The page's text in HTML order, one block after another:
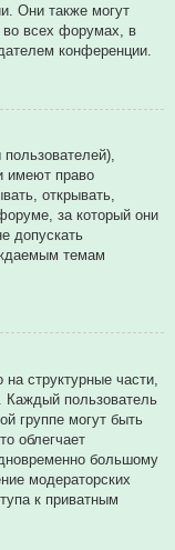
Они также могут
во всех форумах, в
конференции.
имеют право
открывать,
за который они
допускать
темам
структурные части,
Каждый пользователь
группе могут быть
облегчает
большому
модераторских
к приватным